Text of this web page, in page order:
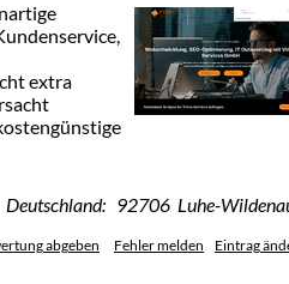
extra
Deutschland: 92706 Luhe-
abgeben Fehler melden Eintrag